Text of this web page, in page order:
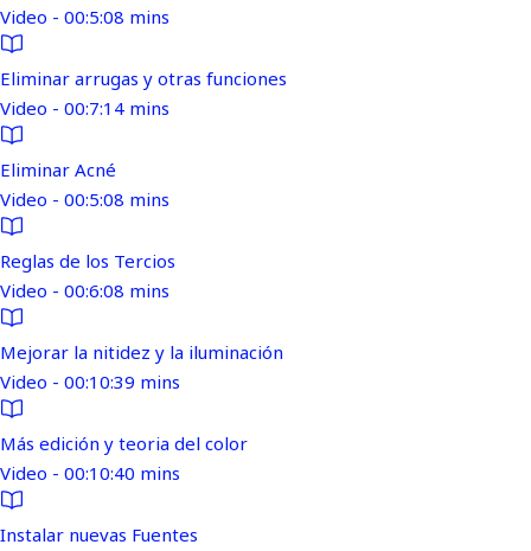
Video - 00:5:08 mins
Eliminar arrugas y otras funciones
Video - 00:7:14 mins
Eliminar Acné
Video - 00:5:08 mins
Reglas de los Tercios
Video - 00:6:08 mins
Mejorar la nitidez y la iluminación
Video - 00:10:39 mins
Más edición y teoria del color
Video - 00:10:40 mins
Instalar nuevas Fuentes